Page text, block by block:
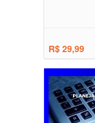
R$ 29,99